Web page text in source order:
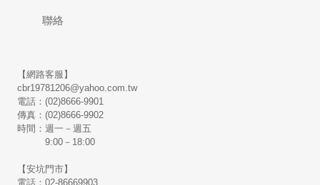
聯絡
【網路客服】
cbr19781206@yahoo.com.tw
電話：(02)8666-9901
傳真：(02)8666-9902
時間：週一－週五
9:00－18:00
【安坑門市】
電話：02-86669903